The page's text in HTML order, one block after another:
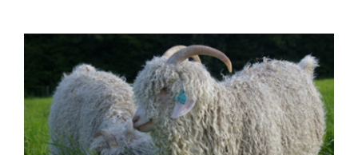
Voir
l'image
agrandie